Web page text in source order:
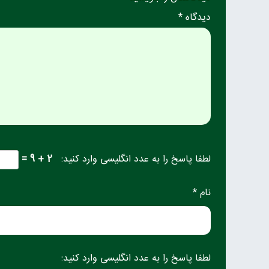
دیدگاه *
لطفا پاسخ را به عدد انگلیسی وارد کنید: 2 + 9 =
نام *
لطفا پاسخ را به عدد انگلیسی وارد کنید: